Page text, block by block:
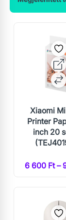
Xiaomi
Printer
inch 20
6 600 Ft –